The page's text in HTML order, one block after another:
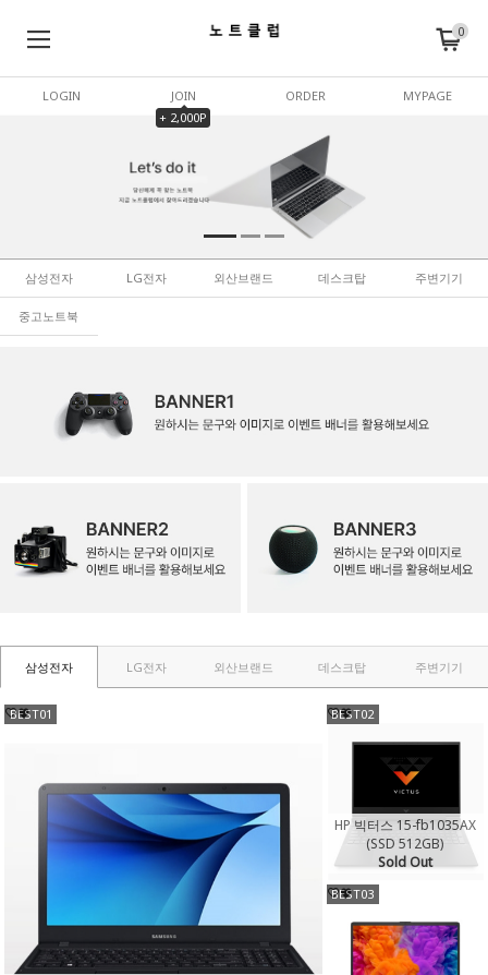
0
LOGIN
JOIN
+ 2,000P
ORDER MYPAGE
삼성전자 LG전자 외산브랜드 데스크탑 주변기기
중고노트북
삼성전자 LG전자 외산브랜드 데스크탑 주변기기
BEST01 BEST02
HP 빅터스 15-fb1035AX
(SSD 512GB)
Sold Out
BEST03